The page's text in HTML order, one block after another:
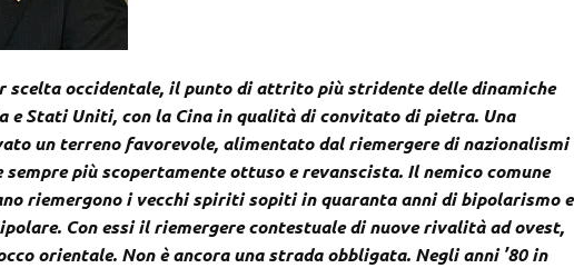
scelta occidentale, il punto di attrito più stridente delle dinamiche
Stati Uniti, con la Cina in qualità di convitato di pietra. Una
un terreno favorevole, alimentato dal riemergere di nazionalismi
più scopertamente ottuso e revanscista. Il nemico comune
riemergono i vecchi spiriti sopiti in quaranta anni di bipolarismo e
Con essi il riemergere contestuale di nuove rivalità ad ovest,
orientale. Non è ancora una strada obbligata. Negli anni ’80 in